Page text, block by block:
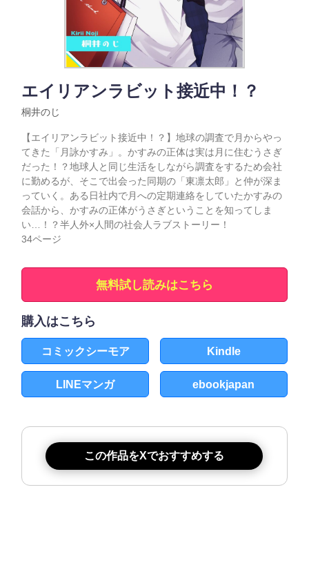
エイリアンラビット接近中！？
桐井のじ
【エイリアンラビット接近中！？】地球の調査で月からやっ
てきた「月詠かすみ」。かすみの正体は実は月に住むうさぎ
だった！？地球人と同じ生活をしながら調査をするため会社
に勤めるが、そこで出会った同期の「東凛太郎」と仲が深ま
っていく。ある日社内で月への定期連絡をしていたかすみの
会話から、かすみの正体がうさぎということを知ってしま
い…！？半人外×人間の社会人ラブストーリー！
34ページ
無料試し読みはこちら
購入はこちら
コミックシーモア Kindle
LINEマンガ ebookjapan
この作品をXでおすすめする